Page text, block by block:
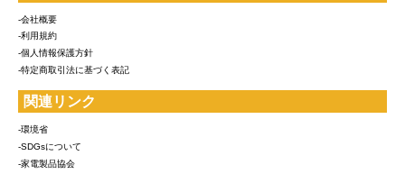
-会社概要
-利用規約
-個人情報保護方針
-特定商取引法に基づく表記
関連リンク
-環境省
-SDGsについて
-家電製品協会